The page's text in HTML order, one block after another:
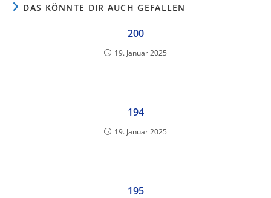
DAS KÖNNTE DIR AUCH GEFALLEN
200
19. Januar 2025
194
19. Januar 2025
195